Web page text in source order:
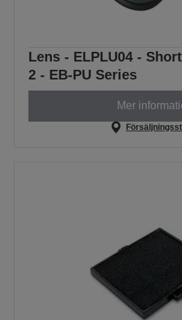
Lens - ELPLU04 -
2 - EB-PU Series
Mer